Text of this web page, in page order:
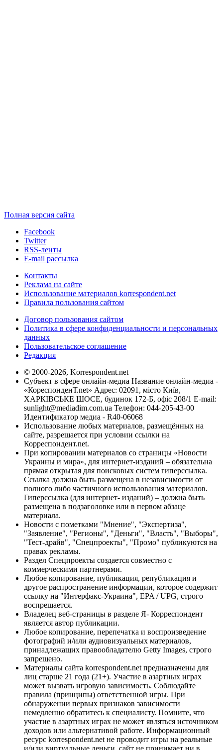
Полная версия сайта
Facebook
Twitter
RSS-ленты
E-mail рассылка
Контакты
Реклама на сайте
Использование материалов korrespondent.net
Правила пользования сайтом
Договор пользования сайтом
Политика в сфере конфиденциальности и персональных
данных
Пользовательское соглашение
Редакция
© 2000-2026, Korrespondent.net
Субъект в сфере онлайн-медиа Название онлайн-медиа -
«КореспонденТ.net» Адрес: 02091, місто Київ,
ХАРКІВСЬКЕ ШОСЕ, будинок 172-Б, офіс 208/1 E-mail:
sunlight@mediadim.com.ua Телефон: 044-205-43-00
Идентификатор медиа - R40-06068
Использование любых материалов, размещённых на
сайте, разрешается при условии ссылки на
Корреспондент.net.
При копировании материалов со страницы «Новости
Украины и мира», для интернет-изданий – обязательна
прямая открытая для поисковых систем гиперссылка.
Ссылка должна быть размещена в независимости от
полного либо частичного использования материалов.
Гиперссылка (для интернет- изданий) – должна быть
размещена в подзаголовке или в первом абзаце
материала.
Новости с пометками "Мнение", "Экспертиза",
"Заявление", "Регионы", "Деньги", "Власть", "Выборы",
"Тест-драйв", "Спецпроекты", "Промо" публикуются на
правах рекламы.
Раздел Спецпроекты создается совместно с
коммерческими партнерами.
Любое копирование, публикация, републикация и
другое распространение информации, которое содержит
ссылку на "Интерфакс-Украина", EPA / UPG, строго
воспрещается.
Владелец веб-страницы в разделе Я- Корреспондент
является автор публикации.
Любое копирование, перепечатка и воспроизведение
фотографий и/или аудиовизуальных материалов,
принадлежащих правообладателю Getty Images, строго
запрещено.
Материалы сайта korrespondent.net предназначены для
лиц старше 21 года (21+). Участие в азартных играх
может вызвать игровую зависимость. Соблюдайте
правила (принципы) ответственной игры. При
обнаружении первых признаков зависимости
немедленно обратитесь к специалисту. Помните, что
участие в азартных играх не может являться источником
доходов или альтернативой работе. Информационный
ресурс korrespondent.net не проводит игры на реальные